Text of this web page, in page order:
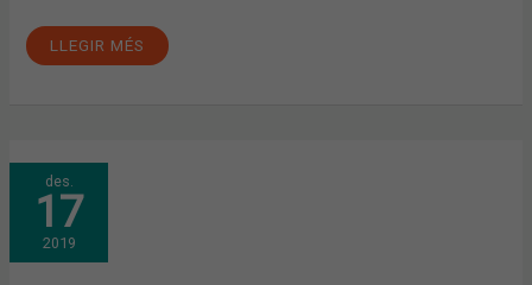
LLEGIR MÉS
des.
17
2019
LA
FESTA
INFANTIL
OMPLE
DE
CANÇONS
I